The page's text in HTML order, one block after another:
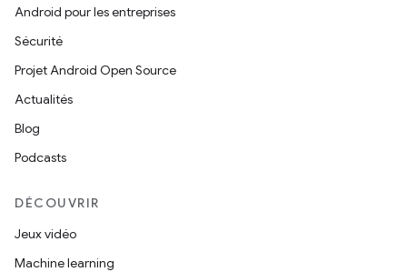
Android pour les entreprises
Sécurité
Projet Android Open Source
Actualités
Blog
Podcasts
DÉCOUVRIR
Jeux vidéo
Machine learning